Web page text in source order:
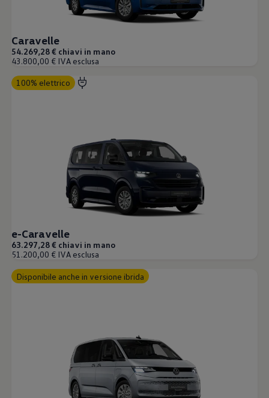
Caravelle
54.269,28 € chiavi in mano
43.800,00 € IVA esclusa
100% elettrico
e-Caravelle
63.297,28 € chiavi in mano
51.200,00 € IVA esclusa
Disponibile anche in versione ibrida